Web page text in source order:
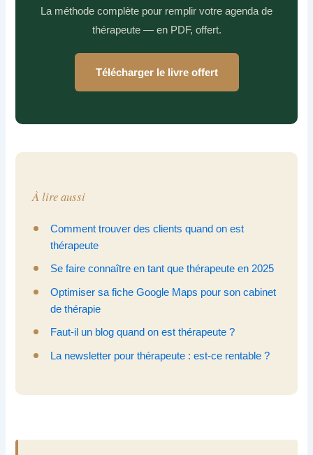
La méthode complète pour remplir votre agenda de
thérapeute — en PDF, offert.
Télécharger le livre offert
À lire aussi
Comment trouver des clients quand on est
thérapeute
Se faire connaître en tant que thérapeute en 2025
Optimiser sa fiche Google Maps pour son cabinet
de thérapie
Faut-il un blog quand on est thérapeute ?
La newsletter pour thérapeute : est-ce rentable ?